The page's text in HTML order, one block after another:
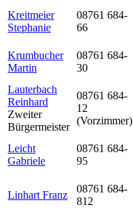
Kreitmeier
Stephanie
08761 684-
66
Krumbucher
Martin
08761 684-
30
Lauterbach
Reinhard
Zweiter
Bürgermeister
08761 684-
12
(Vorzimmer)
Leicht
Gabriele
08761 684-
95
Linhart Franz
08761 684-
812